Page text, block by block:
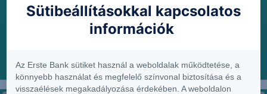
öltsenek, jöjjön bátorításként egy konkrét szegmens
bemutatása. Ki fog...
2026. június 22.
Sütibeállításokkal kapcsolatos
információk
Az Erste Bank sütiket használ a weboldalak működtetése, a
könnyebb használat és megfelelő színvonal biztosítása és a
visszaélések megakadályozása érdekében. A weboldalon